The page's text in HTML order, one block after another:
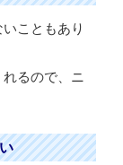
こともあり
るので、ニ